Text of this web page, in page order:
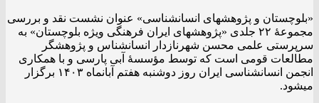
«بلوچستان و پژوهشهای انسانشناسی» عنوان نشست نقد و بررسی
مجموعۀ ۲۲ جلدی «پژوهشهای ایران فرهنگی ویژه بلوچستان» به
سرپرستی علمی محسن شهرنازدار انسانشناس و پژوهشگر
مطالعات قومی است که توسط مؤسسۀ آبی پارسی و با همکاری
انجمن انسانشناسی ایران روز دوشنبه هفتم آبانماه ۱۴۰۳ برگزار
میشود.